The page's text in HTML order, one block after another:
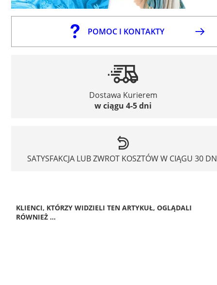
POMOC I KONTAKTY
Dostawa Kurierem
w ciągu 4-5 dni
SATYSFAKCJA LUB ZWROT KOSZTÓW W CIĄGU 30
KLIENCI, KTÓRZY WIDZIELI TEN ARTYKUŁ, OGLĄDALI
RÓWNIEŻ ...